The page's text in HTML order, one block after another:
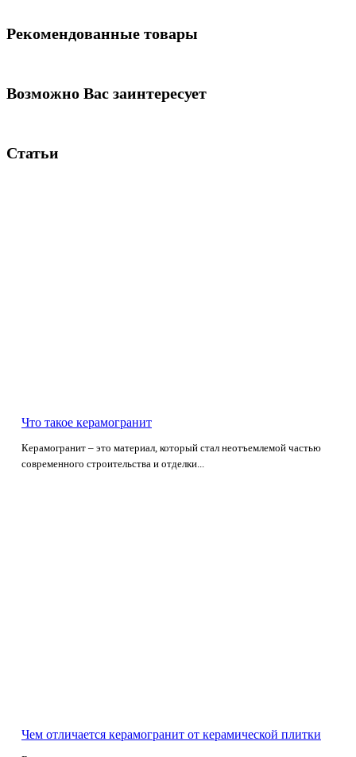
Рекомендованные товары
Возможно Вас заинтересует
Статьи
Что такое керамогранит
Керамогранит – это материал, который стал неотъемлемой частью
современного строительства и отделки...
Чем отличается керамогранит от керамической плитки